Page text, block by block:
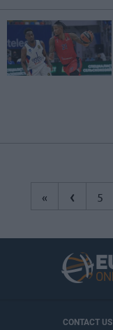
« ‹ 5
CONTACT US